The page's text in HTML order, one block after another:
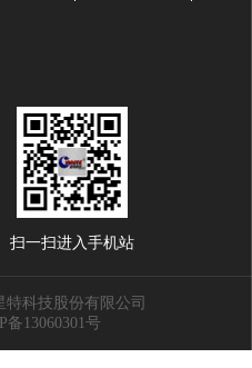
扫一扫进入手机站
科技股份有限公司
备13060301号